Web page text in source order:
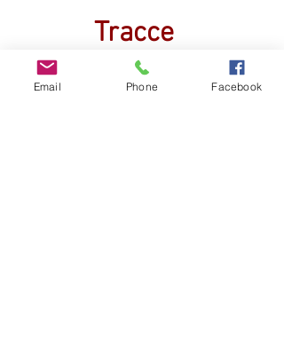
Tracce
Email Phone Facebook